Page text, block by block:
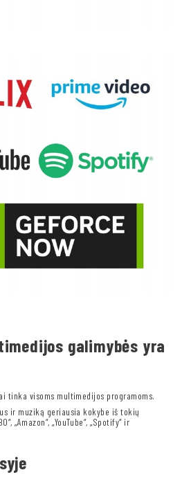
galimybės yra
tinka visoms multimedijos programoms.
ir muziką geriausia kokybe iš tokių
„Amazon“, „YouTube“, „Spotify“ ir